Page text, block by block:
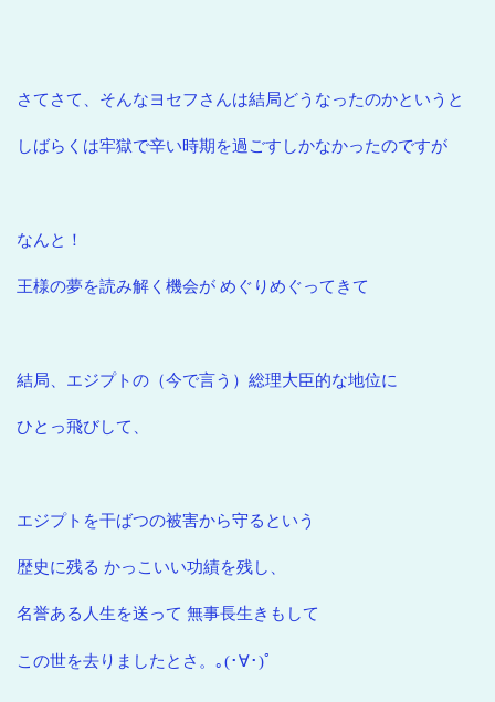
さてさて、そんなヨセフさんは結局どうなったのかというと
しばらくは牢獄で辛い時期を過ごすしかなかったのですが
なんと！
王様の夢を読み解く機会が めぐりめぐってきて
結局、エジプトの（今で言う）総理大臣的な地位に
ひとっ飛びして、
エジプトを干ばつの被害から守るという
歴史に残る かっこいい功績を残し、
名誉ある人生を送って 無事長生きもして
この世を去りましたとさ。｡(･∀･)ﾟ